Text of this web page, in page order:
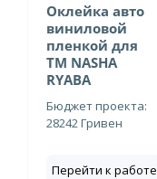
Оклейка авто
виниловой
пленкой для
ТМ NASHA
RYABA
Бюджет проекта:
28242 Гривен
Перейти к работе